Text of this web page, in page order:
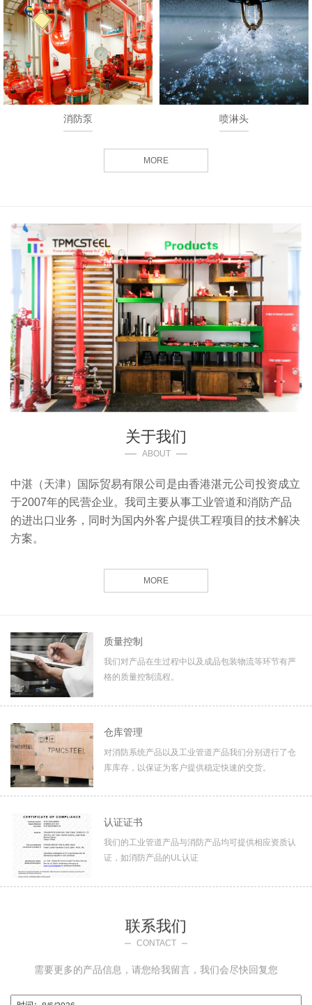
消防泵 喷淋头
MORE
关于我们
ABOUT
中湛（天津）国际贸易有限公司是由香港湛元公司投资成立
于2007年的民营企业。我司主要从事工业管道和消防产品
的进出口业务，同时为国内外客户提供工程项目的技术解决
方案。
MORE
质量控制
我们对产品在生过程中以及成品包装物流等环节有严
格的质量控制流程。
仓库管理
对消防系统产品以及工业管道产品我们分别进行了仓
库库存，以保证为客户提供稳定快速的交货。
认证证书
我们的工业管道产品与消防产品均可提供相应资质认
证，如消防产品的UL认证
联系我们
CONTACT
需要更多的产品信息，请您给我留言，我们会尽快回复您